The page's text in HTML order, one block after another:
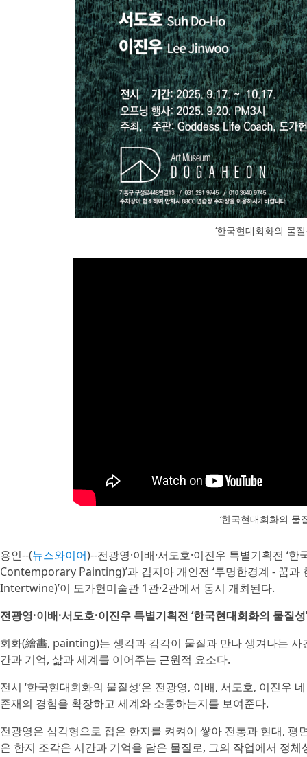
‘한국현대회화의 물
‘한국현대회화의 물
용인--(뉴스와이어)--전광영·이배·서도호·이진우 특별기획전
Contemporary Painting)’과 김지아 개인전 ‘투명한경계 - 꿈
Intertwine)’이 도가헌미술관 1관·2관에서 동시 개최된다.
전광영·이배·서도호·이진우 특별기획전 ‘한국현대회화의 물질성’
회화(繪畵, painting)는 생각과 감각이 물질과 만나 생겨나는
간과 기억, 삶과 세계를 이어주는 근원적 요소다.
전시 ‘한국현대회화의 물질성’은 전광영, 이배, 서도호, 이진우
존재의 경험을 확장하고 세계와 소통하는지를 보여준다.
전광영은 삼각형으로 접은 한지를 켜켜이 쌓아 전통과 현대,
은 한지 조각은 시간과 기억을 담은 물질로, 그의 작업에서 정